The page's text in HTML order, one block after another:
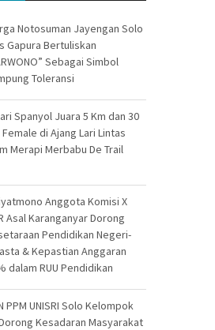
Notosuman Jayengan Solo
Gapura Bertuliskan
Sebagai Simbol
Toleransi
Spanyol Juara 5 Km dan 30
Female di Ajang Lari Lintas
Merapi Merbabu De Trail
Anggota Komisi X
Asal Karanganyar Dorong
Pendidikan Negeri-
& Kepastian Anggaran
dalam RUU Pendidikan
PPM UNISRI Solo Kelompok
Kesadaran Masyarakat